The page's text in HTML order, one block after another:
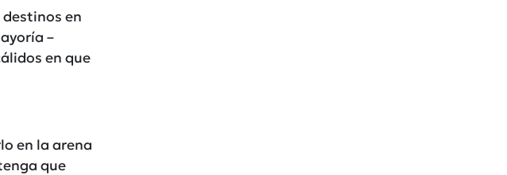
en
–
en que
en la arena
que